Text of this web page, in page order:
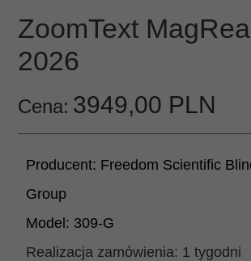
ZoomText
2026
Cena: 3949,00 PLN
Producent: Freedom Scientific
Group
Model: 309-G
Realizacja zamówienia: 1 tygodni